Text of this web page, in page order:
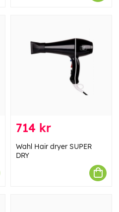
714 kr
Wahl Hair dryer SUPER
DRY